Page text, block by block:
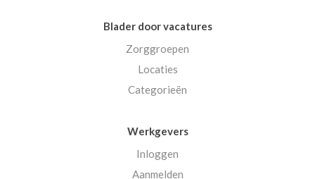
Blader door vacatures
Zorggroepen
Locaties
Categorieën
Werkgevers
Inloggen
Aanmelden